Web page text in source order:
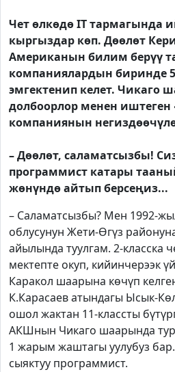
Чет өлкөдөITтармагында
кыргыздар көп. Дөөлөт
Американын билим берүү
компаниялардын биринде
эмгектенип келет. Чикаго
долбоорлор менен иштеген
компаниянын
– Дөөлөт, саламатсызбы!
программист катары
жөнүндө айтып берсеңиз...
– Саламатсызбы? Мен 1992-
облусунун Жети-Өгүз
айылында туулгам. 2-класска
мектепте окуп, кийинчерээк
Каракол шаарына көчүп
К.Карасаев атындагы Ысык-
ошол жактан 11-классты
АКШнын Чикаго шаарында
1 жарым жаштагы уулубуз
сыяктуу программист.